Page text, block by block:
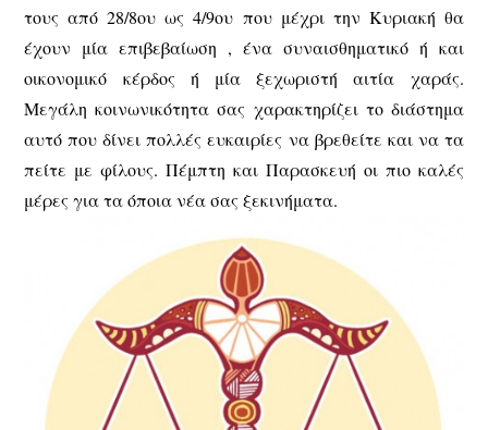
τους από 28/8ου ως 4/9ου που μέχρι την Κυριακή θα
έχουν μία επιβεβαίωση , ένα συναισθηματικό ή και
οικονομικό κέρδος ή μία ξεχωριστή αιτία χαράς.
Μεγάλη κοινωνικότητα σας χαρακτηρίζει το διάστημα
αυτό που δίνει πολλές ευκαιρίες να βρεθείτε και να τα
πείτε με φίλους. Πέμπτη και Παρασκευή οι πιο καλές
μέρες για τα όποια νέα σας ξεκινήματα.